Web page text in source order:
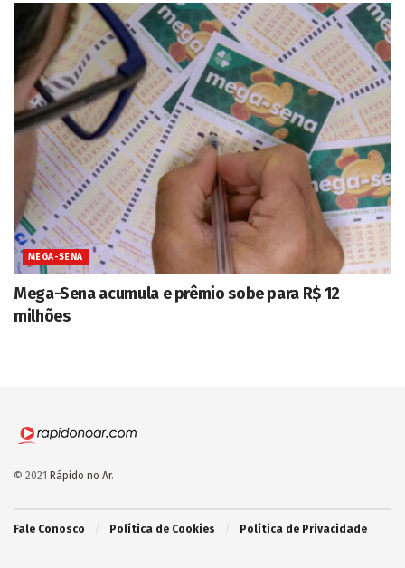
MEGA-SENA
Mega-Sena acumula e prêmio sobe para R$ 12
milhões
© 2021 Rápido no Ar.
Fale Conosco Política de Cookies Política de Privacidade